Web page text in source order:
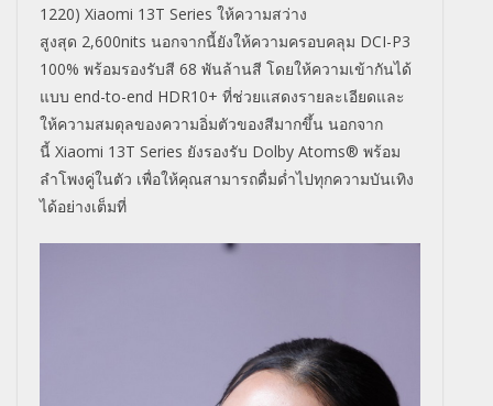
1220) Xiaomi 13T Series ให้ความสว่าง
สูงสุด 2,600nits นอกจากนี้ยังให้ความครอบคลุม DCI-P3
100% พร้อมรองรับสี 68 พันล้านสี โดยให้ความเข้ากันได้
แบบ end-to-end HDR10+ ที่ช่วยแสดงรายละเอียดและ
ให้ความสมดุลของความอิ่มตัวของสีมากขึ้น นอกจาก
นี้ Xiaomi 13T Series ยังรองรับ Dolby Atoms® พร้อม
ลำโพงคู่ในตัว เพื่อให้คุณสามารถดื่มด่ำไปทุกความบันเทิง
ได้อย่างเต็มที่